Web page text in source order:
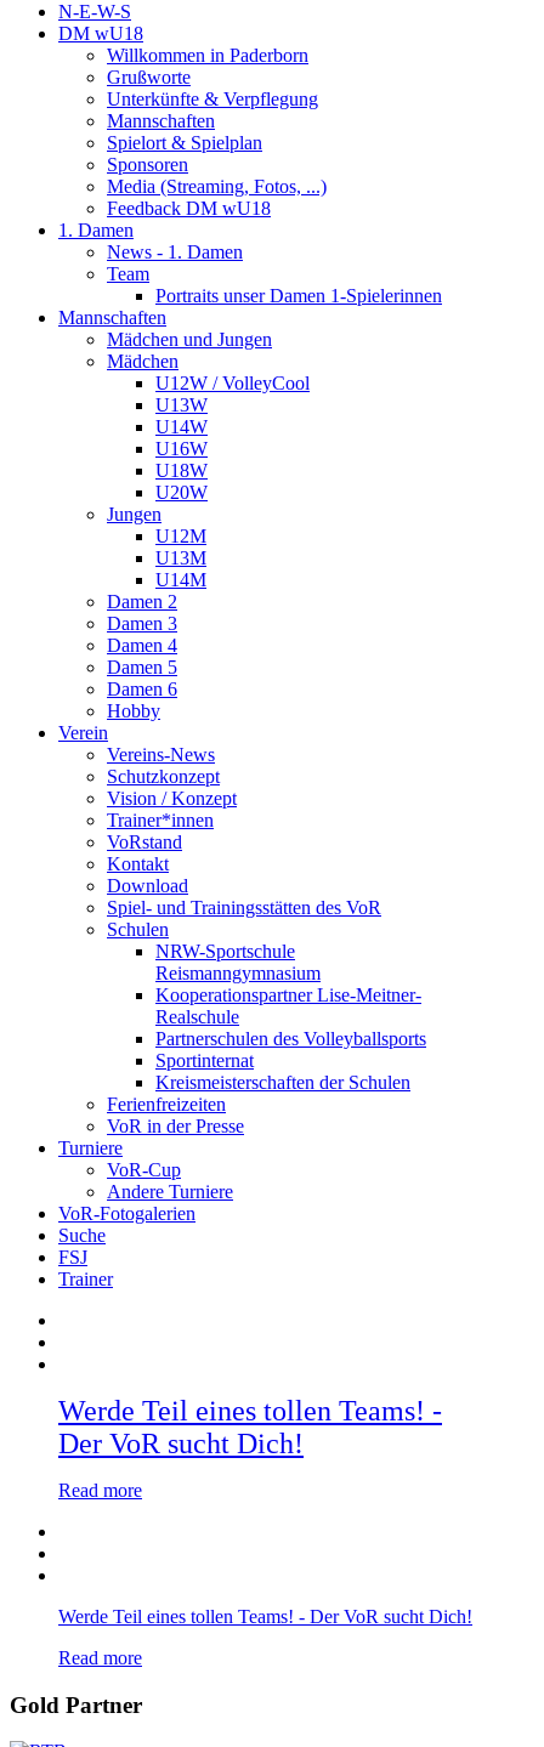
N-E-W-S
DM wU18
Willkommen in Paderborn
Grußworte
Unterkünfte & Verpflegung
Mannschaften
Spielort & Spielplan
Sponsoren
Media (Streaming, Fotos, ...)
Feedback DM wU18
1. Damen
News - 1. Damen
Team
Portraits unser Damen 1-Spielerinnen
Mannschaften
Mädchen und Jungen
Mädchen
U12W / VolleyCool
U13W
U14W
U16W
U18W
U20W
Jungen
U12M
U13M
U14M
Damen 2
Damen 3
Damen 4
Damen 5
Damen 6
Hobby
Verein
Vereins-News
Schutzkonzept
Vision / Konzept
Trainer*innen
VoRstand
Kontakt
Download
Spiel- und Trainingsstätten des VoR
Schulen
NRW-Sportschule
Reismanngymnasium
Kooperationspartner Lise-Meitner-
Realschule
Partnerschulen des Volleyballsports
Sportinternat
Kreismeisterschaften der Schulen
Ferienfreizeiten
VoR in der Presse
Turniere
VoR-Cup
Andere Turniere
VoR-Fotogalerien
Suche
FSJ
Trainer
Werde Teil eines tollen Teams! -
Der VoR sucht Dich!
Read more
Werde Teil eines tollen Teams! - Der VoR sucht Dich!
Read more
Gold Partner